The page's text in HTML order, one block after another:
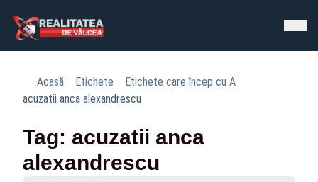
Acasă Etichete
Etichete care încep cu A
acuzatii anca alexandrescu
Tag: acuzatii anca
alexandrescu